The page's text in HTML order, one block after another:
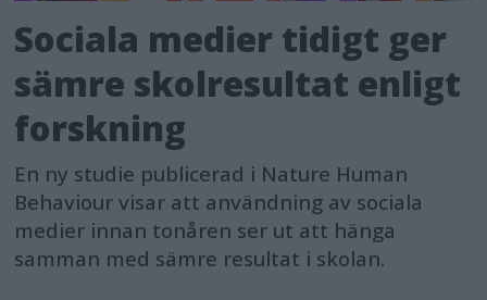
Sociala medier tidigt ger
sämre skolresultat enligt
forskning
En ny studie publicerad i Nature Human
Behaviour visar att användning av sociala
medier innan tonåren ser ut att hänga
samman med sämre resultat i skolan.